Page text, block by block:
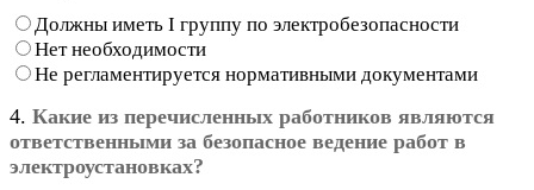
Должны иметь I группу по электробезопасности
Нет необходимости
Не регламентируется нормативными документами
4. Какие из перечисленных работников являются
ответственными за безопасное ведение работ в
электроустановках?